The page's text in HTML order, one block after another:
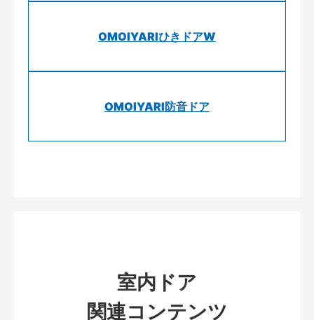
OMOIYARIひきドアW
OMOIYARI防音ドア
室内ドア
関連コンテンツ